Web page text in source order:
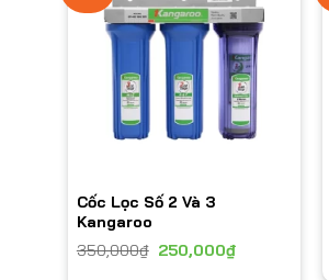
Cốc Lọc Số 2 Và 3
Kangaroo
350,000₫ 250,000₫